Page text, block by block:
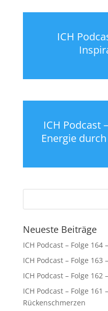
ICH
ICH Podcast
Energie
Neueste Beiträge
ICH Podcast – Folge 164
ICH Podcast – Folge 163
ICH Podcast – Folge
ICH Podcast – Folge 161
Rückenschmerzen